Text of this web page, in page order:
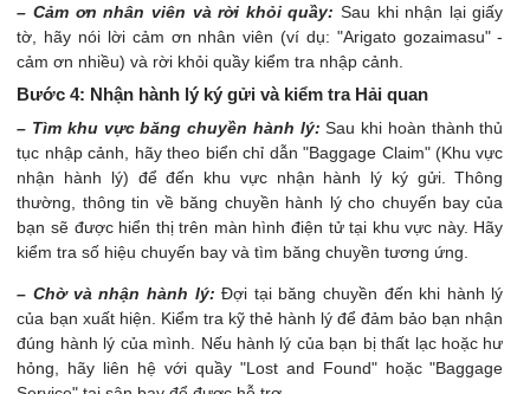
– Cảm ơn nhân viên và rời khỏi quầy: Sau khi nhận lại giấy
tờ, hãy nói lời cảm ơn nhân viên (ví dụ: "Arigato gozaimasu" -
cảm ơn nhiều) và rời khỏi quầy kiểm tra nhập cảnh.
Bước 4: Nhận hành lý ký gửi và kiểm tra Hải quan
– Tìm khu vực băng chuyền hành lý: Sau khi hoàn thành thủ
tục nhập cảnh, hãy theo biển chỉ dẫn "Baggage Claim" (Khu vực
nhận hành lý) để đến khu vực nhận hành lý ký gửi. Thông
thường, thông tin về băng chuyền hành lý cho chuyến bay của
bạn sẽ được hiển thị trên màn hình điện tử tại khu vực này. Hãy
kiểm tra số hiệu chuyến bay và tìm băng chuyền tương ứng.
– Chờ và nhận hành lý: Đợi tại băng chuyền đến khi hành lý
của bạn xuất hiện. Kiểm tra kỹ thẻ hành lý để đảm bảo bạn nhận
đúng hành lý của mình. Nếu hành lý của bạn bị thất lạc hoặc hư
hỏng, hãy liên hệ với quầy "Lost and Found" hoặc "Baggage